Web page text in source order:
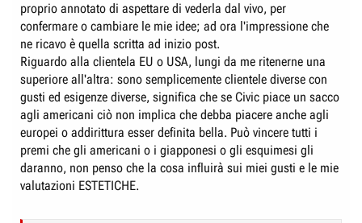
proprio annotato di aspettare di vederla dal vivo, per
confermare o cambiare le mie idee; ad ora l'impressione che
ne ricavo è quella scritta ad inizio post.
Riguardo alla clientela EU o USA, lungi da me ritenerne una
superiore all'altra: sono semplicemente clientele diverse con
gusti ed esigenze diverse, significa che se Civic piace un sacco
agli americani ciò non implica che debba piacere anche agli
europei o addirittura esser definita bella. Può vincere tutti i
premi che gli americani o i giapponesi o gli esquimesi gli
daranno, non penso che la cosa influirà sui miei gusti e le mie
valutazioni ESTETICHE.